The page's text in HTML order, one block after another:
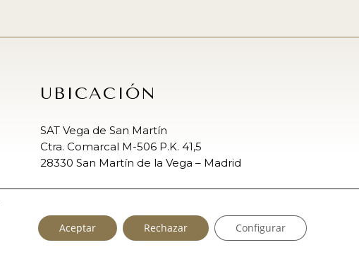
UBICACIÓN
SAT Vega de San Martín
Ctra. Comarcal M-506 P.K. 41,5
28330 San Martín de la Vega – Madrid
Aceptar Rechazar Configurar